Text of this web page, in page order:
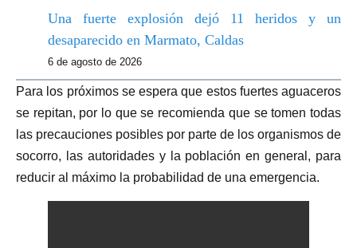
Una fuerte explosión dejó 11 heridos y un
desaparecido en Marmato, Caldas
6 de agosto de 2026
Para los próximos se espera que estos fuertes aguaceros
se repitan, por lo que se recomienda que se tomen todas
las precauciones posibles por parte de los organismos de
socorro, las autoridades y la población en general, para
reducir al máximo la probabilidad de una emergencia.